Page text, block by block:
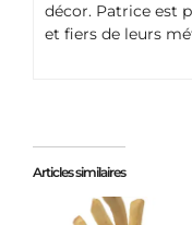
décor. Patrice est
et fiers de leurs
Articles similaires